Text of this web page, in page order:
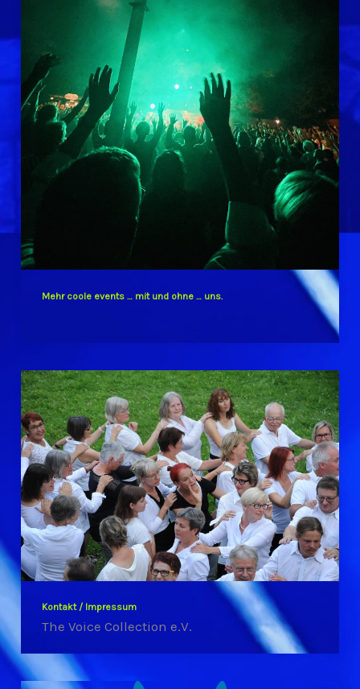
Mehr coole events … mit und ohne … uns.
Kontakt / Impressum
The Voice Collection e.V.